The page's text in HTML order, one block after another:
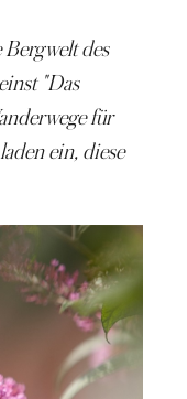
Bergwelt des
"Das
für
ein, diese